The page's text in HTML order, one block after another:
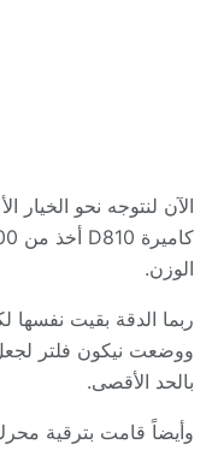
الآن لنتوجه نحو الخيار
كاميرة
أخذ من
الوزن.
ربما الدقة بقيت
ووضعت نيكون فلتر
بالحد الأقصى.
وأيضاً قامت بترقية